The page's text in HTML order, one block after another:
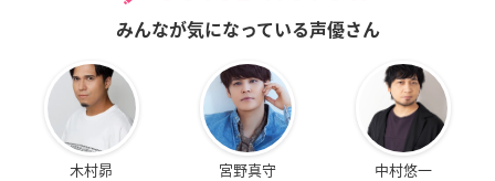
みんなが気になっている声優さん
木村昴 宮野真守 中村悠一